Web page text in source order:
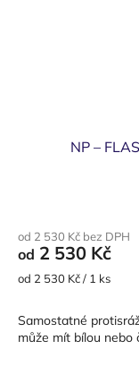
NP –
od 2 530 Kč bez DPH
od 2 530 Kč
Měrná
od 2 530 Kč / 1 ks
Samostatné
může mít bílou nebo